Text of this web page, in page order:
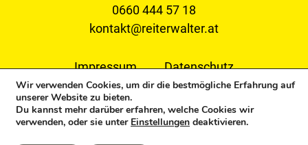
0660 444 57 18
kontakt@reiterwalter.at
Impressum Datenschutz
Wir verwenden Cookies, um dir die bestmögliche Erfahrung auf
unserer Website zu bieten.
Du kannst mehr darüber erfahren, welche Cookies wir
verwenden, oder sie unter Einstellungen deaktivieren.